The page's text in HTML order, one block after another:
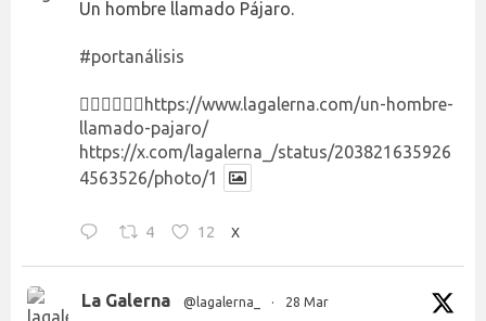
Un hombre llamado Pájaro.
#portanálisis
👉🏻👉🏻👉🏻 https://www.lagalerna.com/un-hombre-
llamado-pajaro/
https://x.com/lagalerna_/status/203821635926
4563526/photo/1
4 12 X
La Galerna @lagalerna_ · 28 Mar